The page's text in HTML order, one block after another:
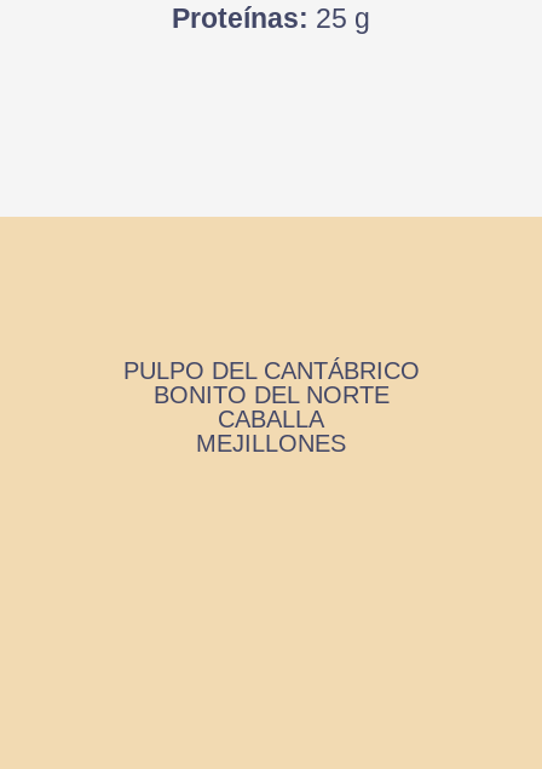
Proteínas: 25 g
PULPO DEL CANTÁBRICO
BONITO DEL NORTE
CABALLA
MEJILLONES